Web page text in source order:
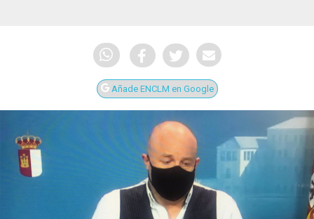
Añade ENCLM en Google